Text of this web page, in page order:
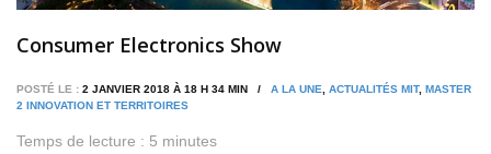
Consumer Electronics Show
POSTÉ LE : 2 JANVIER 2018 À 18 H 34 MIN / A LA UNE, ACTUALITÉS MIT, MASTER
2 INNOVATION ET TERRITOIRES
Temps de lecture : 5 minutes